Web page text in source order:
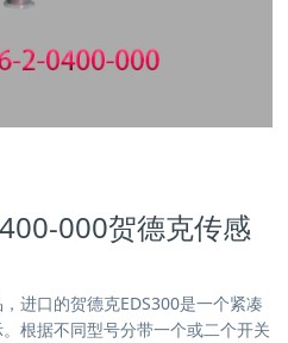
000贺德克传感
进口的贺德克EDS300是一个紧凑
根据不同型号分带一个或二个开关